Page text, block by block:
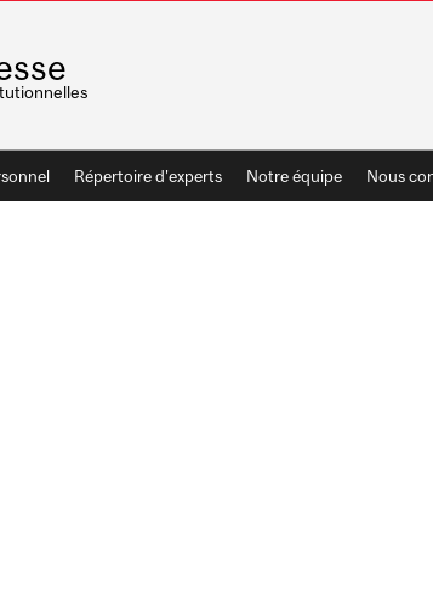
Répertoire d'experts Notre équipe Nous